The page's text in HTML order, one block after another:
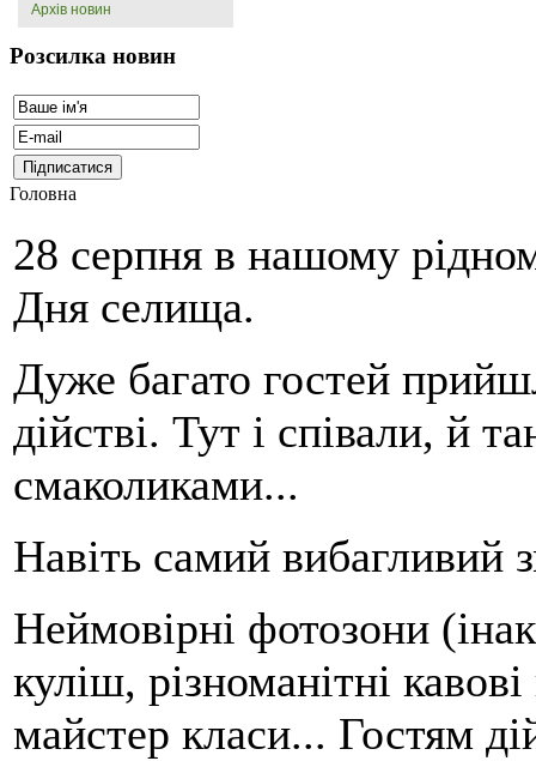
Архів новин
Розсилка новин
Головна
28 серпня в нашому
Дня селища.
Дуже багато гостей
дійстві. Тут і співали, й
смаколиками...
Навіть самий вибагливий
Неймовірні фотозони
куліш, різноманітні
майстер класи... Гостям